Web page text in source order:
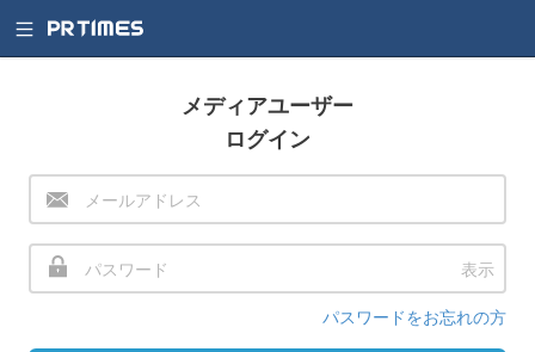
メディアユーザー
ログイン
表示
パスワードをお忘れの方